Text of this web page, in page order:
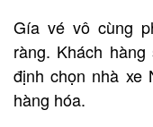
Gía vé vô cùng
ràng. Khách
định chọn nhà xe
hàng hóa.